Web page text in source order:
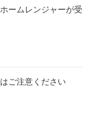
ームレンジャーが受
ご注意ください